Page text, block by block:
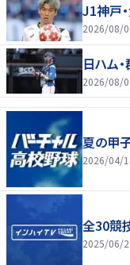
J1神戸
2026/08/
日ハム
2026/08/
夏の甲
2026/04/
全30競
2025/06/